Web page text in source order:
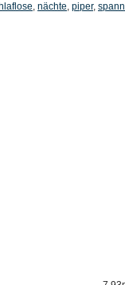
, nächte, piper,